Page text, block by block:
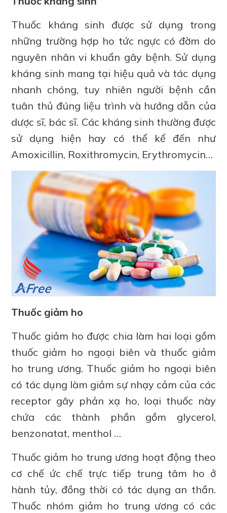
Thuốc kháng sinh được sử dụng trong
những trường hợp ho tức ngực có đờm do
nguyên nhân vi khuẩn gây bệnh. Sử dụng
kháng sinh mang tại hiệu quả và tác dụng
nhanh chóng, tuy nhiên người bệnh cần
tuân thủ đúng liệu trình và hướng dẫn của
dược sĩ, bác sĩ. Các kháng sinh thường được
sử dụng hiện hay có thể kể đến như
Amoxicillin, Roxithromycin, Erythromycin…
Thuốc giảm ho
Thuốc giảm ho được chia làm hai loại gồm
thuốc giảm ho ngoại biên và thuốc giảm
ho trung ương. Thuốc giảm ho ngoại biên
có tác dụng làm giảm sự nhạy cảm của các
receptor gây phản xạ ho, loại thuốc này
chứa các thành phần gồm glycerol,
benzonatat, menthol …
Thuốc giảm ho trung ương hoạt động theo
cơ chế ức chế trực tiếp trung tâm ho ở
hành tủy, đồng thời có tác dụng an thần.
Thuốc nhóm giảm ho trung ương có các